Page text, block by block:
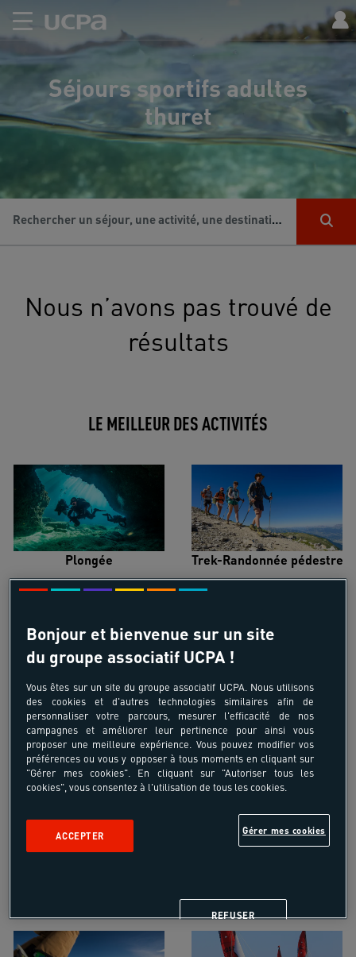
Séjours sportifs adultes
thuret
Rechercher un séjour, une activité, une destination...
Nous n’avons pas trouvé de
résultats
LE MEILLEUR DES ACTIVITÉS
Plongée Trek-Randonnée pédestre
Croisière voilier Alpinisme
Snowboard
Bonjour et bienvenue sur un site
du groupe associatif UCPA !
Vous êtes sur un site du groupe associatif UCPA. Nous utilisons
des cookies et d'autres technologies similaires afin de
personnaliser votre parcours, mesurer l'efficacité de nos
campagnes et améliorer leur pertinence pour ainsi vous
proposer une meilleure expérience. Vous pouvez modifier vos
préférences ou vous y opposer à tous moments en cliquant sur
"Gérer mes cookies". En cliquant sur "Autoriser tous les
cookies", vous consentez à l'utilisation de tous les cookies.
Gérer mes cookies
REFUSER
ACCEPTER